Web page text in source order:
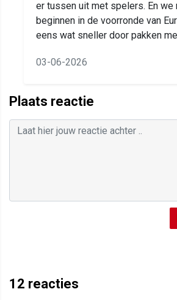
er tussen uit met spelers. En we
beginnen in de voorronde van
eens wat sneller door pakken
03-06-2026
Plaats reactie
12 reacties